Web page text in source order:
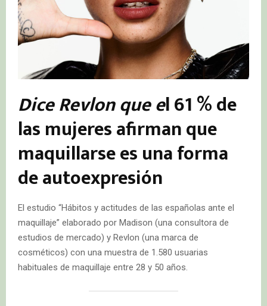
Dice Revlon que el 61 % de
las mujeres afirman que
maquillarse es una forma
de autoexpresión
El estudio “Hábitos y actitudes de las españolas ante el
maquillaje” elaborado por Madison (una consultora de
estudios de mercado) y Revlon (una marca de
cosméticos) con una muestra de 1.580 usuarias
habituales de maquillaje entre 28 y 50 años.